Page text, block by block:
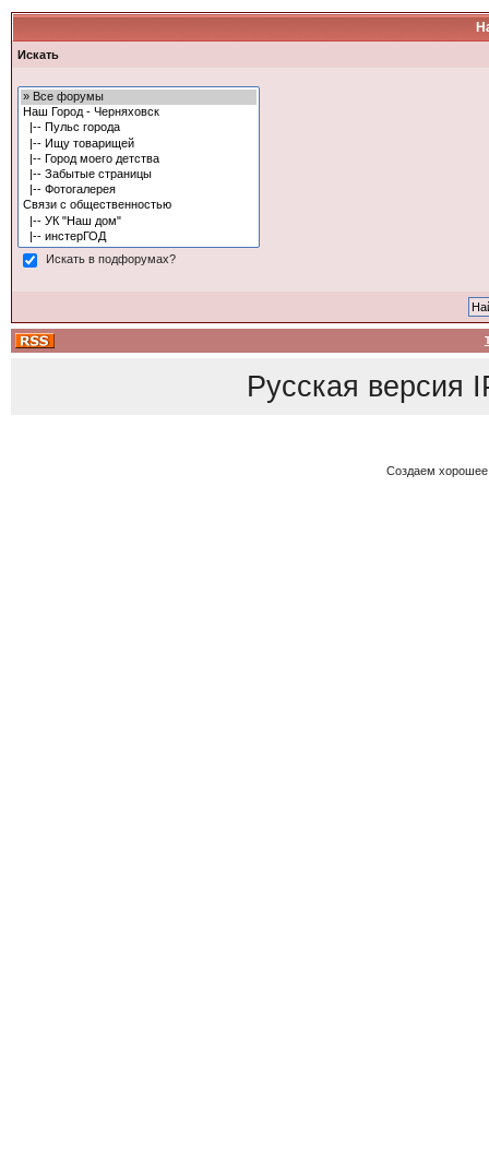
Искать
Искать в подфорумах?
Русская версия
Создаем